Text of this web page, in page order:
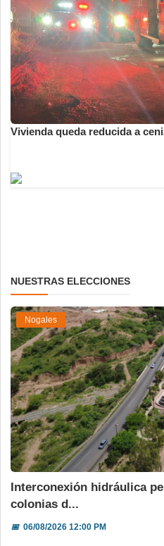
Vivienda queda reducida a
NUESTRAS ELECCIONES
Nogales
Interconexión hidráulica
colonias d...
📅06/08/2026 12:00 PM